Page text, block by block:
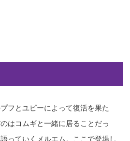
フとユピーによって復活を果た
はコムギと一緒に居ることだっ
っていくメルエム。ここで登場し